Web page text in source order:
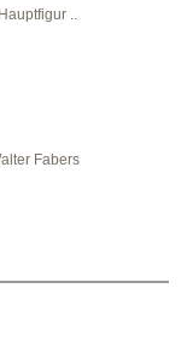
..
Fabers